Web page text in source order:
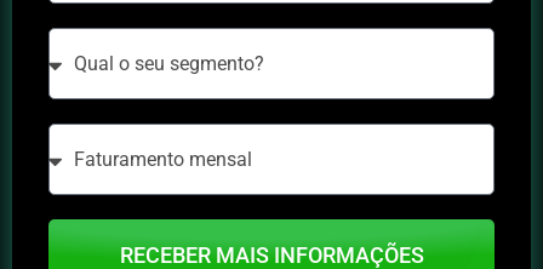
RECEBER MAIS INFORMAÇÕES